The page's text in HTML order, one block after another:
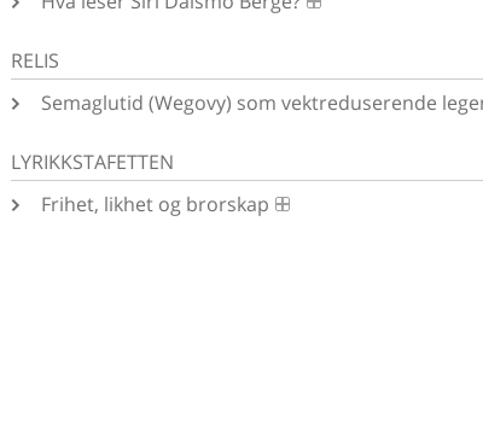
RELIS
Semaglutid (Wegovy) som vektreduserende
LYRIKKSTAFETTEN
Frihet, likhet og brorskap